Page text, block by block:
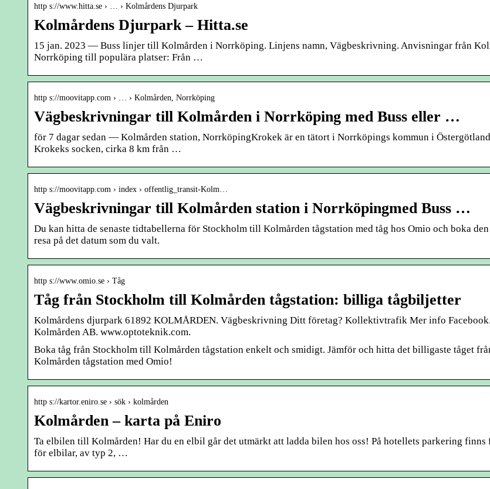
http s://www.hitta.se › … › Kolmårdens Djurpark
Kolmårdens Djurpark – Hitta.se
15 jan. 2023 — Buss linjer till Kolmården i Norrköping. Linjens namn, Vägbeskrivning. Anvisningar från
Norrköping till populära platser: Från …
http s://moovitapp.com › … › Kolmården, Norrköping
Vägbeskrivningar till Kolmården i Norrköping med Buss eller …
för 7 dagar sedan — Kolmården station, NorrköpingKrokek är en tätort i Norrköpings kommun i
Krokeks socken, cirka 8 km från …
http s://moovitapp.com › index › offentlig_transit-Kolm…
Vägbeskrivningar till Kolmården station i Norrköpingmed Buss …
Du kan hitta de senaste tidtabellerna för Stockholm till Kolmården tågstation med tåg hos Omio och boka
resa på det datum som du valt.
http s://www.omio.se › Tåg
Tåg från Stockholm till Kolmården tågstation: billiga tågbiljetter
Kolmårdens djurpark 61892 KOLMÅRDEN. Vägbeskrivning Ditt företag? Kollektivtrafik Mer info
Kolmården AB. www.optoteknik.com.
Boka tåg från Stockholm till Kolmården tågstation enkelt och smidigt. Jämför och hitta det billigaste tåget
Kolmården tågstation med Omio!
http s://kartor.eniro.se › sök › kolmården
Kolmården – karta på Eniro
Ta elbilen till Kolmården! Har du en elbil går det utmärkt att ladda bilen hos oss! På hotellets parkering finns
för elbilar, av typ 2, …